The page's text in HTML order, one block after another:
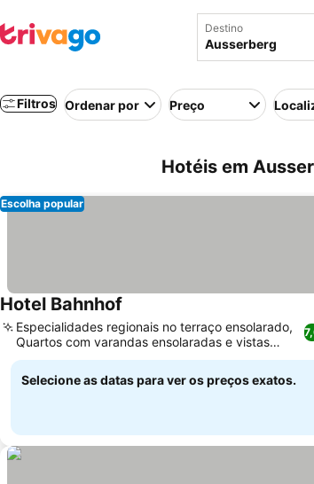
Destino
Filtros Ordenar por Preço
Hotéis em
Escolha popular
Hotel Bahnhof
Especialidades regionais no terraço ensolarado,
Quartos com varandas ensolaradas e vistas
panorâmicas
Selecione as datas para ver os preços exatos.